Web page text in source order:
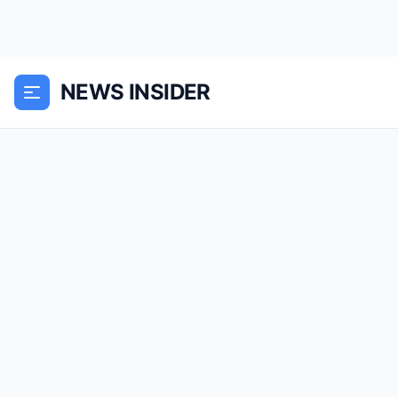
NEWS INSIDER